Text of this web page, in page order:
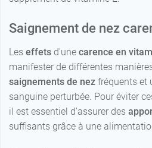
Saignement de nez
Les effets d'une carence en
manifester de différentes
saignements de nez fréquents et
sanguine perturbée. Pour éviter
il est essentiel d'assurer des
suffisants grâce à une